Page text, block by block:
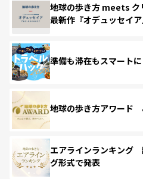
地球の歩き方 meets ク
最新作『オデュッセイア
準備も滞在もスマート
地球の歩き方アワード
エアラインランキング
グ形式で発表